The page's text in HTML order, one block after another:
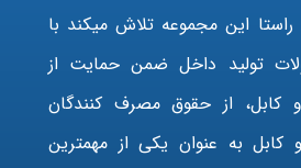
این مجموعه تلاش میکند با
تولید داخل ضمن حمایت از
و کابل، از حقوق مصرف کنندگان
به عنوان یکی از مهمترین